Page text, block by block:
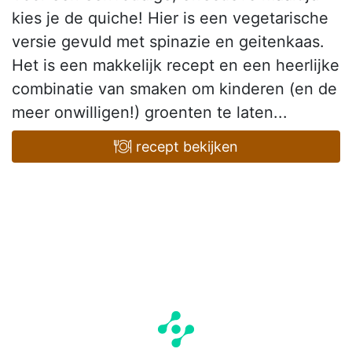
kies je de quiche! Hier is een vegetarische
versie gevuld met spinazie en geitenkaas.
Het is een makkelijk recept en een heerlijke
combinatie van smaken om kinderen (en de
meer onwilligen!) groenten te laten...
recept bekijken